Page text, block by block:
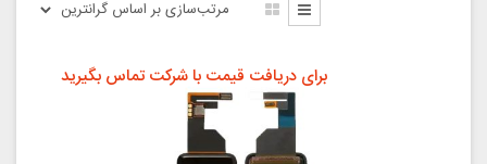
برای دریافت قیمت با شرکت تماس بگیرید